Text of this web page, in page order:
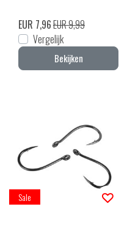
EUR 7,96EUR 9,99
Vergelijk
Bekijken
Sale